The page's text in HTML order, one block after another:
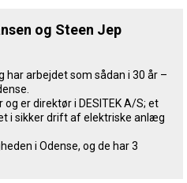
og Steen Jep
har arbejdet som sådan i 30 år –
er direktør i DESITEK A/S; et
i sikker drift af elektriske anlæg
i Odense, og de har 3